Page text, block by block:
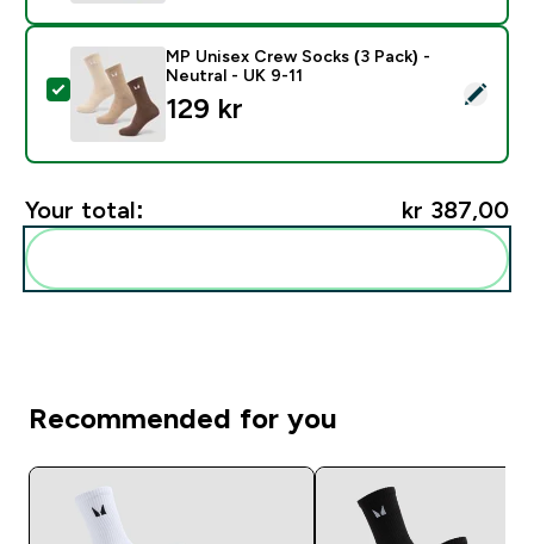
Select this product - MP Unisex Crew Socks (3 Pack)
MP Unisex Crew Socks (3 Pack) -
Neutral - UK 9-11
129 kr‎
Your total: kr 387,00‎
Recommended for you